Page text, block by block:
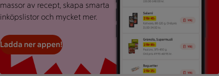
massor av recept, skapa smarta
inköpslistor och mycket mer.
Ladda ner appen!